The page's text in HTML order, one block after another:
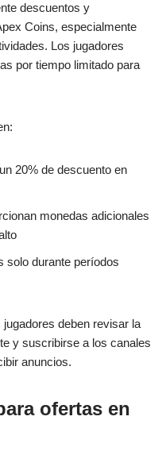
descuentos y
Coins, especialmente
Los jugadores
por tiempo limitado para
20% de descuento en
monedas adicionales
solo durante períodos
deben revisar la
y suscribirse a los canales
anuncios.
ofertas en